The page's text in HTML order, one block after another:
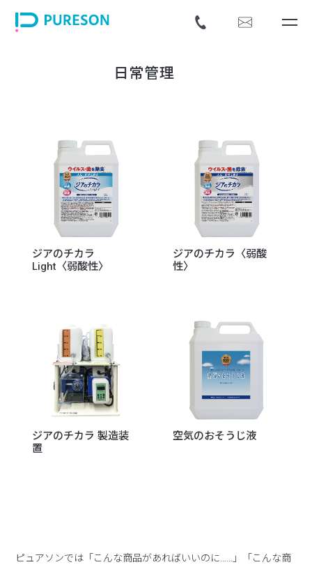
日常管理
ジアのチカラ
Light〈弱酸性〉
ジアのチカラ〈弱酸
性〉
ジアのチカラ 製造装
置
空気のおそうじ液
ピュアソンでは「こんな商品があればいいのに……」「こんな商